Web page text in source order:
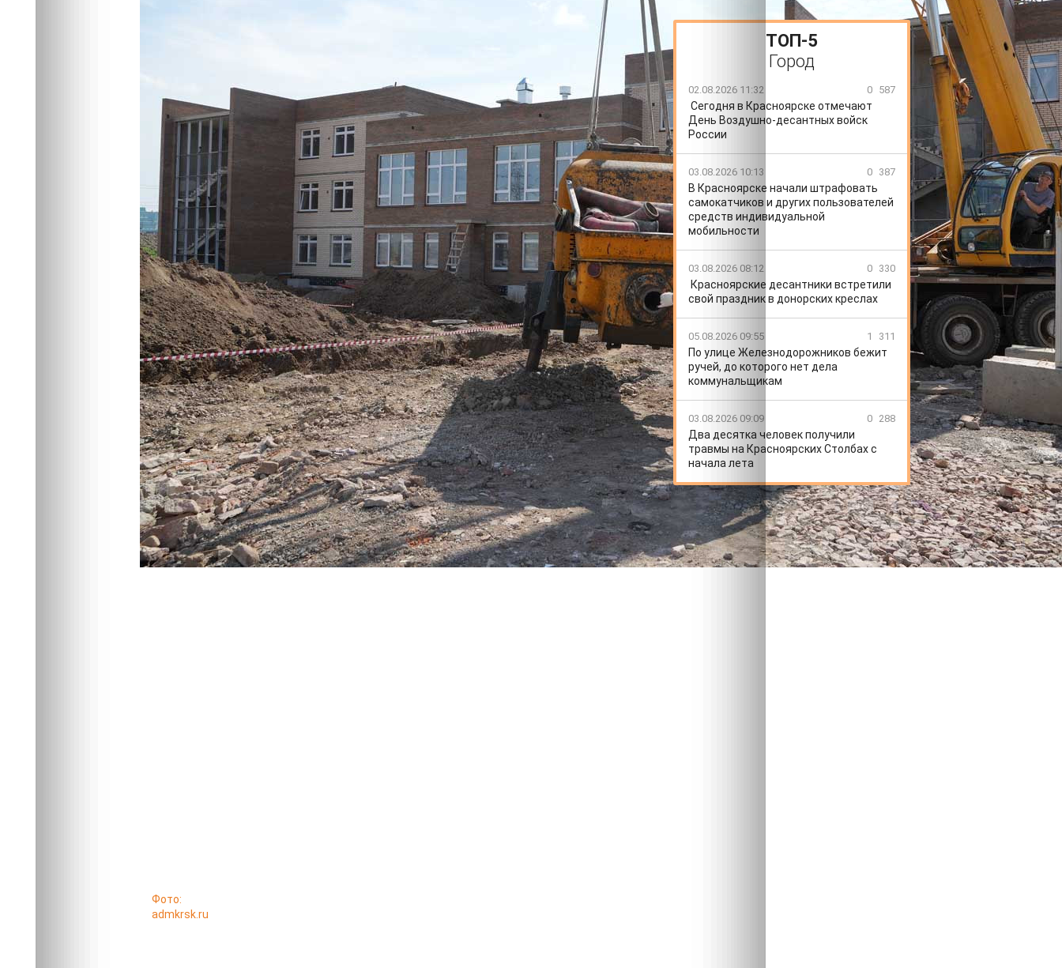
04.07.2023 19:415173
Фото:
admkrsk.ru
Фото:
admkrsk.ru
ТОП-5
Город
02.08.2026 11:32 0 587
Сегодня в Красноярске отмечают
День Воздушно-десантных войск
России
03.08.2026 10:13 0 387
В Красноярске начали штрафовать
самокатчиков и других пользователей
средств индивидуальной
мобильности
03.08.2026 08:12 0 330
Красноярские десантники встретили
свой праздник в донорских креслах
05.08.2026 09:55 1 311
По улице Железнодорожников бежит
ручей, до которого нет дела
коммунальщикам
03.08.2026 09:09 0 288
Два десятка человек получили
травмы на Красноярских Столбах с
начала лета